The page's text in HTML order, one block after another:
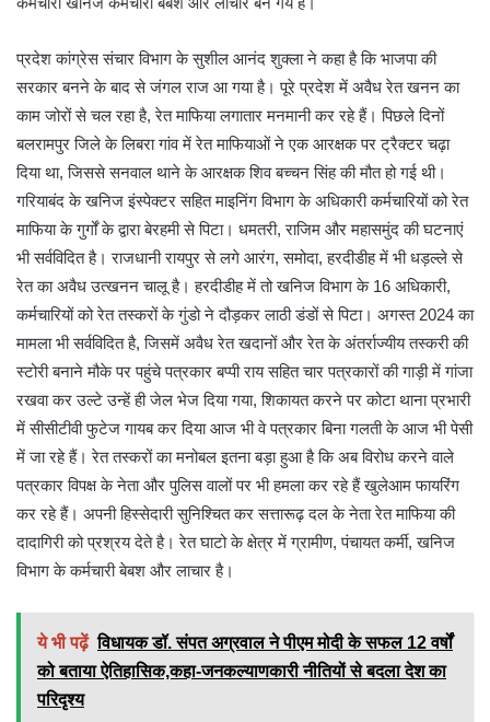
प्रदेश कांग्रेस संचार विभाग के सुशील आनंद शुक्ला ने कहा है कि भाजपा की
सरकार बनने के बाद से जंगल राज आ गया है। पूरे प्रदेश में अवैध रेत खनन का
काम जोरों से चल रहा है, रेत माफिया लगातार मनमानी कर रहे हैं। पिछले दिनों
बलरामपुर जिले के लिबरा गांव में रेत माफियाओं ने एक आरक्षक पर ट्रैक्टर चढ़ा
दिया था, जिससे सनवाल थाने के आरक्षक शिव बच्चन सिंह की मौत हो गई थी।
गरियाबंद के खनिज इंस्पेक्टर सहित माइनिंग विभाग के अधिकारी कर्मचारियों को रेत
माफिया के गुर्गों के द्वारा बेरहमी से पिटा। धमतरी, राजिम और महासमुंद की घटनाएं
भी सर्वविदित है। राजधानी रायपुर से लगे आरंग, समोदा, हरदीडीह में भी धड़ल्ले से
रेत का अवैध उत्खनन चालू है। हरदीडीह में तो खनिज विभाग के 16 अधिकारी,
कर्मचारियों को रेत तस्करों के गुंडो ने दौड़कर लाठी डंडों से पिटा। अगस्त 2024 का
मामला भी सर्वविदित है, जिसमें अवैध रेत खदानों और रेत के अंतर्राज्यीय तस्करी की
स्टोरी बनाने मौके पर पहुंचे पत्रकार बप्पी राय सहित चार पत्रकारों की गाड़ी में गांजा
रखवा कर उल्टे उन्हें ही जेल भेज दिया गया, शिकायत करने पर कोटा थाना प्रभारी
में सीसीटीवी फुटेज गायब कर दिया आज भी वे पत्रकार बिना गलती के आज भी पेसी
में जा रहे हैं। रेत तस्करों का मनोबल इतना बड़ा हुआ है कि अब विरोध करने वाले
पत्रकार विपक्ष के नेता और पुलिस वालों पर भी हमला कर रहे हैं खुलेआम फायरिंग
कर रहे हैं। अपनी हिस्सेदारी सुनिश्चित कर सत्तारूढ़ दल के नेता रेत माफिया की
दादागिरी को प्रश्रय देते है। रेत घाटो के क्षेत्र में ग्रामीण, पंचायत कर्मी, खनिज
विभाग के कर्मचारी बेबश और लाचार है।
ये भी पढ़ें विधायक डॉ. संपत अग्रवाल ने पीएम मोदी के सफल 12 वर्षों
को बताया ऐतिहासिक,कहा-जनकल्याणकारी नीतियों से बदला देश का
परिदृश्य